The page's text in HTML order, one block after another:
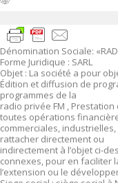
Dénomination Sociale:
Forme Juridique : SARL
Objet : La société a pour
Édition et diffusion de
programmes de la
radio privée FM ,
toutes opérations
commerciales,
rattacher directement ou
indirectement à l’objet ci-
connexes, pour en faciliter
l’extension ou le